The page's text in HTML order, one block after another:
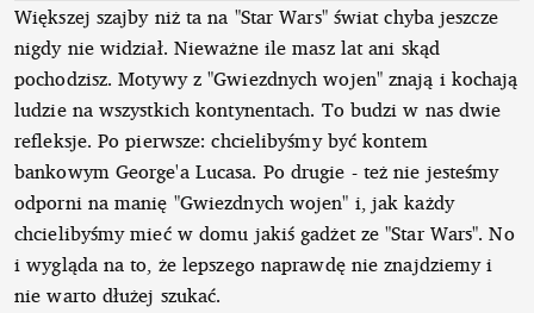
Większej szajby niż ta na "Star Wars" świat chyba jeszcze
nigdy nie widział. Nieważne ile masz lat ani skąd
pochodzisz. Motywy z "Gwiezdnych wojen" znają i kochają
ludzie na wszystkich kontynentach. To budzi w nas dwie
refleksje. Po pierwsze: chcielibyśmy być kontem
bankowym George'a Lucasa. Po drugie - też nie jesteśmy
odporni na manię "Gwiezdnych wojen" i, jak każdy
chcielibyśmy mieć w domu jakiś gadżet ze "Star Wars". No
i wygląda na to, że lepszego naprawdę nie znajdziemy i
nie warto dłużej szukać.